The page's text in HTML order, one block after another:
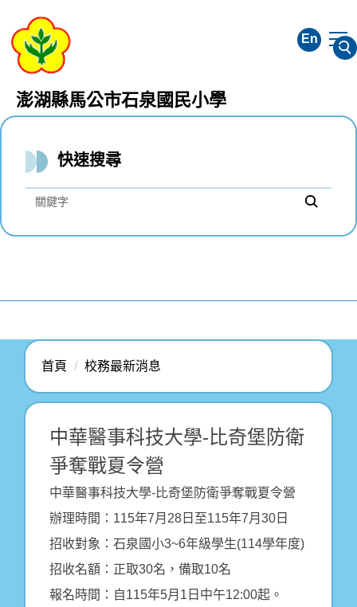
到
主
要
內
容澎湖縣馬公市石泉國民小學
En
快速搜尋
首頁 校務最新消息
中華醫事科技大學-比奇堡防衛
爭奪戰夏令營
中華醫事科技大學-比奇堡防衛爭奪戰夏令營
辦理時間：115年7月28日至115年7月30日
招收對象：石泉國小3~6年級學生(114學年度)
招收名額：正取30名，備取10名
報名時間：自115年5月1日中午12:00起。